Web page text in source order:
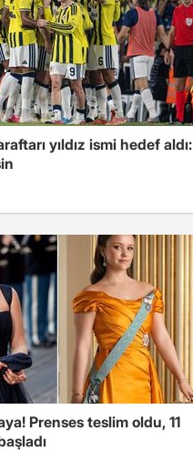
yıldız ismi hedef aldı:
Prenses teslim oldu, 11